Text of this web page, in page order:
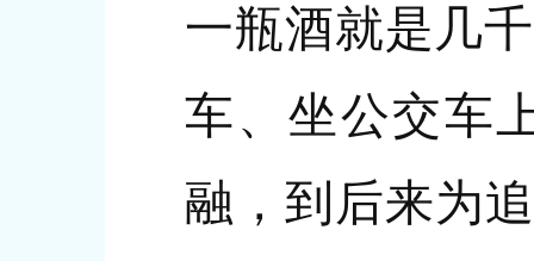
一瓶酒就是几
车、坐公交车
融，到后来为